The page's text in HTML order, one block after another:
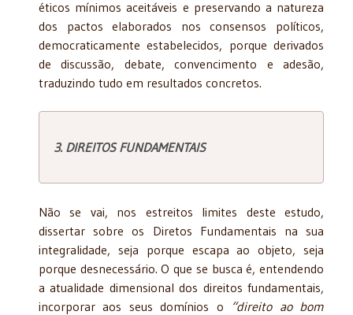
éticos mínimos aceitáveis e preservando a natureza
dos pactos elaborados nos consensos políticos,
democraticamente estabelecidos, porque derivados
de discussão, debate, convencimento e adesão,
traduzindo tudo em resultados concretos.
3. DIREITOS FUNDAMENTAIS
Não se vai, nos estreitos limites deste estudo,
dissertar sobre os Diretos Fundamentais na sua
integralidade, seja porque escapa ao objeto, seja
porque desnecessário. O que se busca é, entendendo
a atualidade dimensional dos direitos fundamentais,
incorporar aos seus domínios o
“direito ao bom